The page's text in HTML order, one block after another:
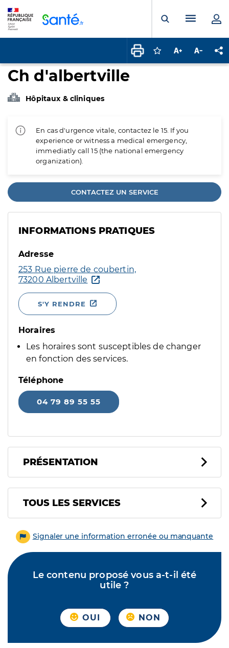
Ouvrir laMenu
Connectez-vous
Augmenter la
Ch d'albertville
Hôpitaux & cliniques
En cas d'urgence vitale, contactez le 15. If you
experience or witness a medical emergency,
immediatly call 15 (the national emergency
organization).
CONTACTEZ UN SERVICE
INFORMATIONS PRATIQUES
Adresse
253 Rue pierre de coubertin,
73200 Albertville
S'Y RENDRE
Horaires
Les horaires sont susceptibles de changer
en fonction des services.
Téléphone
04 79 89 55 55
PRÉSENTATION
Tous les services
TOUS LES SERVICES
Signaler une information erronée ou manquante
Le contenu proposé vous a-t-il été
utile ?
OUI NON